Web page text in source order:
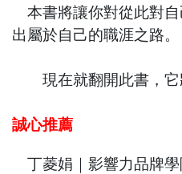
本書將讓你對從此對自
出屬於自己的職涯之路。
現在就翻開此書，它
誠心推薦
丁菱娟｜影響力品牌學